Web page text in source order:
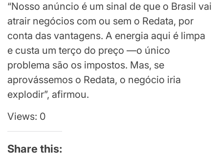
“Nosso anúncio é um sinal de que o Brasil vai
atrair negócios com ou sem o Redata, por
conta das vantagens. A energia aqui é limpa
e custa um terço do preço —o único
problema são os impostos. Mas, se
aprovássemos o Redata, o negócio iria
explodir”, afirmou.
Views: 0
Share this: